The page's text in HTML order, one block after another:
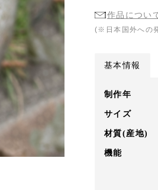
作品につい
(※日本国外への
基本情報
制作年
サイズ
材質(産地)
機能